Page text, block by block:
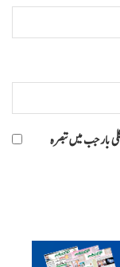
بار جب میں تبصرہ